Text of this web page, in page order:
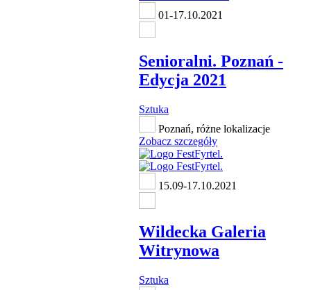
01-17.10.2021
Senioralni. Poznań -
Edycja 2021
Sztuka
Poznań, różne lokalizacje
Zobacz szczegóły
15.09-17.10.2021
Wildecka Galeria
Witrynowa
Sztuka